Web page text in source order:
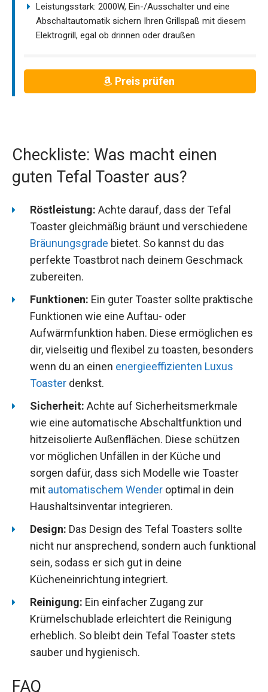
Leistungsstark: 2000W, Ein-/Ausschalter und eine
Abschaltautomatik sichern Ihren Grillspaß mit diesem
Elektrogrill, egal ob drinnen oder draußen
Preis prüfen
Checkliste: Was macht einen
guten Tefal Toaster aus?
Röstleistung: Achte darauf, dass der Tefal
Toaster gleichmäßig bräunt und verschiedene
Bräunungsgrade bietet. So kannst du das
perfekte Toastbrot nach deinem Geschmack
zubereiten.
Funktionen: Ein guter Toaster sollte praktische
Funktionen wie eine Auftau- oder
Aufwärmfunktion haben. Diese ermöglichen es
dir, vielseitig und flexibel zu toasten, besonders
wenn du an einen energieeffizienten Luxus
Toaster denkst.
Sicherheit: Achte auf Sicherheitsmerkmale
wie eine automatische Abschaltfunktion und
hitzeisolierte Außenflächen. Diese schützen
vor möglichen Unfällen in der Küche und
sorgen dafür, dass sich Modelle wie Toaster
mit automatischem Wender optimal in dein
Haushaltsinventar integrieren.
Design: Das Design des Tefal Toasters sollte
nicht nur ansprechend, sondern auch funktional
sein, sodass er sich gut in deine
Kücheneinrichtung integriert.
Reinigung: Ein einfacher Zugang zur
Krümelschublade erleichtert die Reinigung
erheblich. So bleibt dein Tefal Toaster stets
sauber und hygienisch.
FAQ